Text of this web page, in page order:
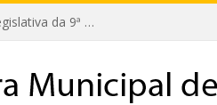
11ª Reunião Ordinária do 1° Período da 2°Sessão Legislativa da 9ª Legislatura do Poder Legislativo